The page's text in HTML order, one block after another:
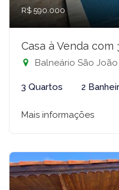
R$ 590.000
Casa à Venda com
Balneário São João
3 Quartos 2
Mais informações